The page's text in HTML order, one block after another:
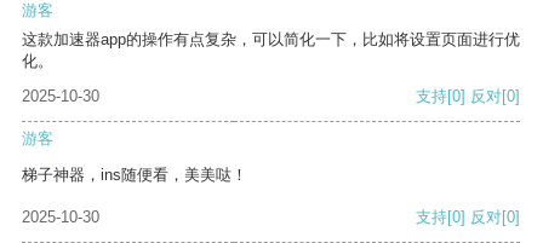
游客
这款加速器app的操作有点复杂，可以简化一下，比如将设置页面进行优
化。
2025-10-30
支持[0] 反对[0]
游客
梯子神器，ins随便看，美美哒！
2025-10-30 支持[0] 反对[0]